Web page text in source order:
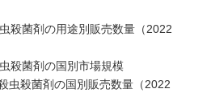
殺菌剤の用途別販売数量（2022
殺菌剤の国別市場規模
虫殺菌剤の国別販売数量（2022